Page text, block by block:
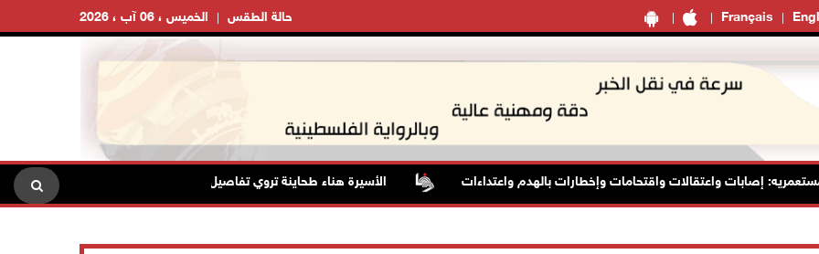
Français الخميس ، 06 آب ، 2026 حالة الطقس
إصابات واعتقالات واقتحامات وإخطارات بالهدم واعتداءات الأسيرة هناء طحاينة تروي تفاصيل اعتقالها: حُرمت من وداع أطفالها وتعرضت